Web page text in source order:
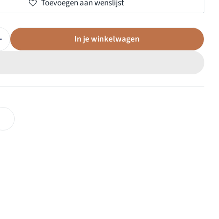
Toevoegen aan wenslijst
Verlagen Voor Sterrenbeeld Armband - Maagd
De Hoeveelheid Voor Sterrenbeeld Armband -
In je winkelwagen
Water
Micellar Water
1 gezichtsreiniger die
verwijdert van het